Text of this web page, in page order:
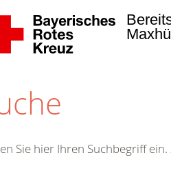
Sie hier Ihren Suchbegriff